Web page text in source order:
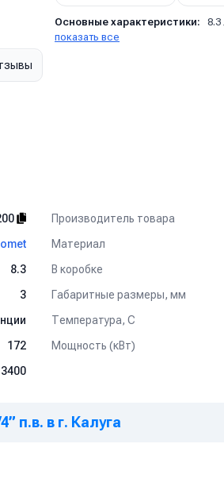
Основные характеристики:
8.3
показать все
Производитель товара
Материал
8.3 В коробке
3 Габаритные размеры, мм
Температура, C
172 Мощность (кВт)
3400
п.в. в г. Калуга